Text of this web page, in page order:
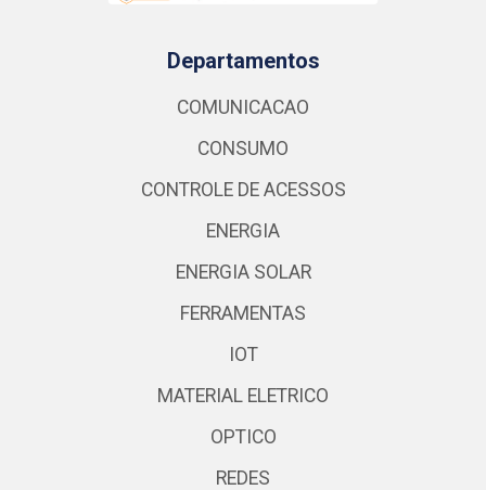
Departamentos
COMUNICACAO
CONSUMO
CONTROLE DE ACESSOS
ENERGIA
ENERGIA SOLAR
FERRAMENTAS
IOT
MATERIAL ELETRICO
OPTICO
REDES